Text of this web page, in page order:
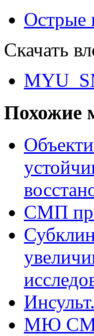
Острые
Скачать
Похожие
СМП
МЮ СМП